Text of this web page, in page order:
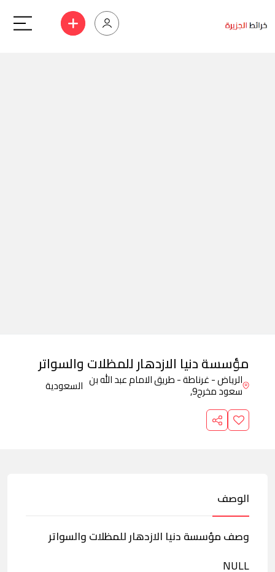
مؤسسة دنيا الازدهار للمظلات والسواتر
الرياض - غرناطة - طريق الامام عبد الله بن
سعود مخرج9, السعودية
الوصف
وصف مؤسسة دنيا الازدهار للمظلات والسواتر
NULL